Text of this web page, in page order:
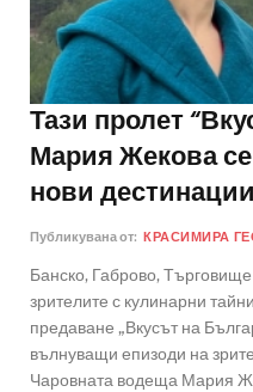
Тази пролет
Мария Жекова
нови дестинации
Публикувана от: КРАСИМИРА
Банско, Габрово,
зрителите с кулинарни
предаване „Вкусът на
вълнуващи епизоди на
Чаровната водеща Мария